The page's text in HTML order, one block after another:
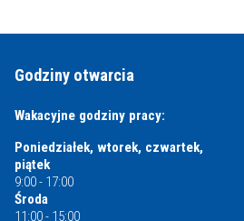
Godziny otwarcia
Wakacyjne godziny pracy:
Poniedziałek, wtorek, czwartek,
piątek
9:00 - 17:00
Środa
11:00 - 15:00